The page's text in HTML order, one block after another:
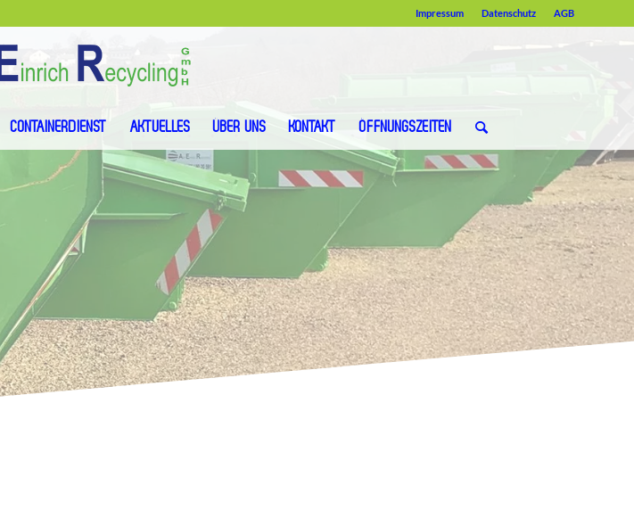
Impressum Datenschutz AGB
CONTAINERDIENST AKTUELLES ÜBER UNS KONTAKT ÖFFNUNGSZEITEN